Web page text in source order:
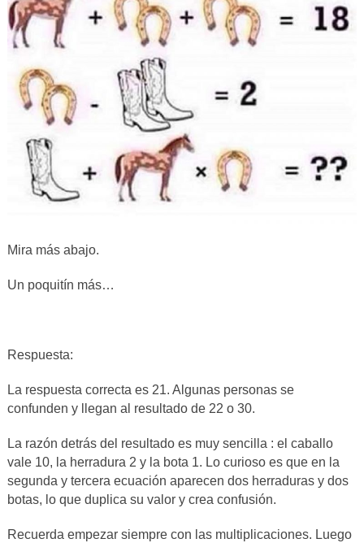
Mira más abajo.
Un poquitín más…
Respuesta:
La respuesta correcta es 21. Algunas personas se
confunden y llegan al resultado de 22 o 30.
La razón detrás del resultado es muy sencilla : el caballo
vale 10, la herradura 2 y la bota 1. Lo curioso es que en la
segunda y tercera ecuación aparecen dos herraduras y dos
botas, lo que duplica su valor y crea confusión.
Recuerda empezar siempre con las multiplicaciones. Luego